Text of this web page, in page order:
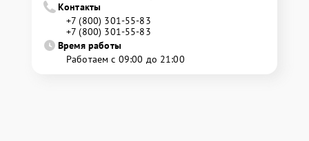
Контакты
+7 (800) 301-55-83
+7 (800) 301-55-83
Время работы
Работаем с 09:00 до 21:00